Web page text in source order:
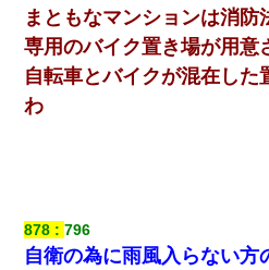
まともなマンションは消防
専用のバイク置き場が用意
自転車とバイクが混在した
わ
878 796
自衛の為に雨風入らない方